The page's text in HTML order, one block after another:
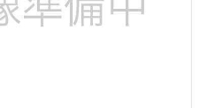
閲覧履歴